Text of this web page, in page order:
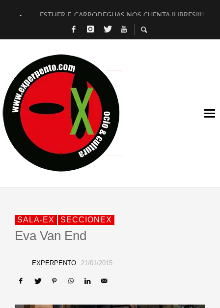
ESTHER F. CARRODEGUAS NOS CUENTA [LIBRES!!!]
[TERRA DE GUAPES] DE SANDRA MONFORT
TIMBRE 4, LA ESCUELA DEL DIRECTOR TEATRAL CLAUDIO
30 AÑOS (NO ES NADA) DE LA KATARSIS DEL TOMATAZO
MILITARES JUDÍAS EN #EXVITA
D’BALDOMEROS REINVENTAN [BITÁCORA 3.0] EN EXVITA
MARSHALL FLASH PRESENTA EN EXVITA [RELATIVA
JOFRE BARDAGÍ EN EXVITA INTERPRETANDO A SERRAT
SALA-EX SECCIONEX
Eva Van End
EXPERPENTO 21/01/2015